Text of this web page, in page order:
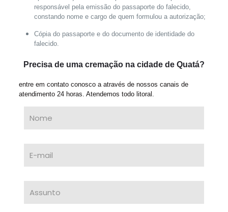
responsável pela emissão do passaporte do falecido,
constando nome e cargo de quem formulou a autorização;
Cópia do passaporte e do documento de identidade do
falecido.
Precisa de uma cremação na cidade de Quatá?
entre em contato conosco a através de nossos canais de
atendimento 24 horas. Atendemos todo litoral.